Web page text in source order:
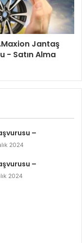
Jantaş
- Satın Alma
–
2024
–
2024